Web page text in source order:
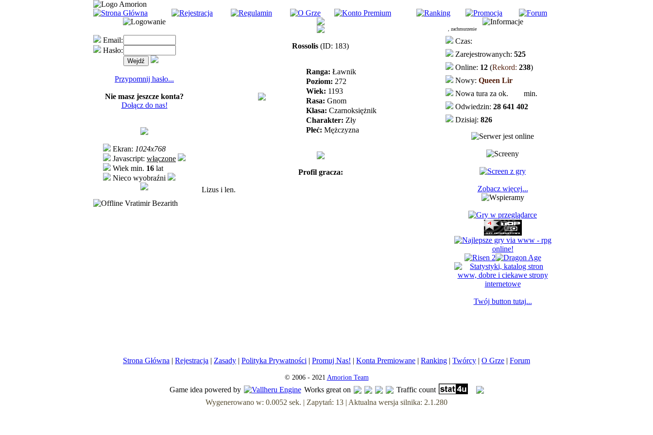
Email:
Hasło:
Przypomnij hasło...
Nie masz jeszcze konta?
Dołącz do nas!
Ekran: 1024x768
Javascript: włączone
Wiek min. 16 lat
Nieco wyobraźni
Vratimir Bezarith
Rossolis (ID: 183)
Ranga: Ławnik
Poziom: 272
Wiek: 1193
Rasa: Gnom
Klasa: Czarnoksiężnik
Charakter: Zły
Płeć: Mężczyzna
Profil gracza:
Lizus i len.
, zachmurzenie
Czas:
Zarejestrowanych: 525
Online: 12 (Rekord: 238)
Nowy: Queen Lir
Nowa tura za ok.
min.
Odwiedzin: 28 641 402
Dzisiaj: 826
Zobacz więcej...
Twój button tutaj...
Strona Główna | Rejestracja | Zasady | Polityka Prywatności | Promuj Nas! | Konta Premiowane | Ranking | Twórcy | O Grze | Forum
© 2006 - 2021 Amorion Team
Game idea powered by Works great on
Traffic count
Wygenerowano w: 0.0052 sek. | Zapytań: 13 | Aktualna wersja silnika: 2.1.280